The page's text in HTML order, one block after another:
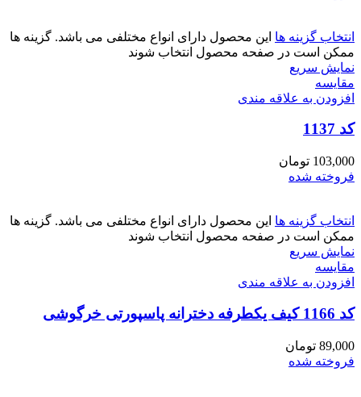
انتخاب گزینه ها این محصول دارای انواع مختلفی می باشد. گزینه ها
ممکن است در صفحه محصول انتخاب شوند
نمایش سریع
مقايسه
افزودن به علاقه مندی
کد 1137
103,000 تومان
فروخته شده
انتخاب گزینه ها این محصول دارای انواع مختلفی می باشد. گزینه ها
ممکن است در صفحه محصول انتخاب شوند
نمایش سریع
مقايسه
افزودن به علاقه مندی
کد 1166 کیف یکطرفه دخترانه پاسپورتی خرگوشی
89,000 تومان
فروخته شده